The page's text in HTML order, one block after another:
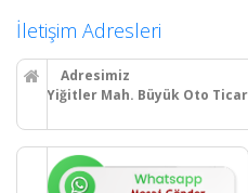
İletişim Adresleri
Adresimiz
Yiğitler Mah. Büyük Oto
Yıldırım /